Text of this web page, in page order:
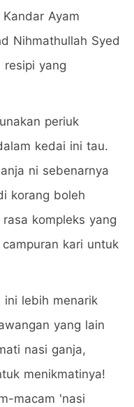
Ayam
Nihmathullah Syed
resipi yang
periuk
kedai ini tau.
ni sebenarnya
korang boleh
kompleks yang
kari untuk
ini lebih menarik
yang lain
nasi ganja,
menikmatinya!
macam 'nasi